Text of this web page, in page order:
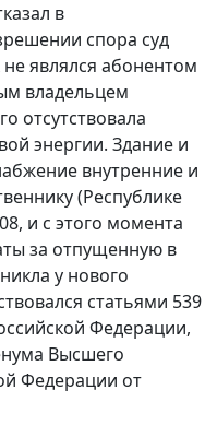
в
спора суд
не являлся абонентом
владельцем
отсутствовала
энергии. Здание и
внутренние и
(Республике
и с этого момента
за отпущенную в
у нового
статьями 539
Федерации,
Высшего
Федерации от